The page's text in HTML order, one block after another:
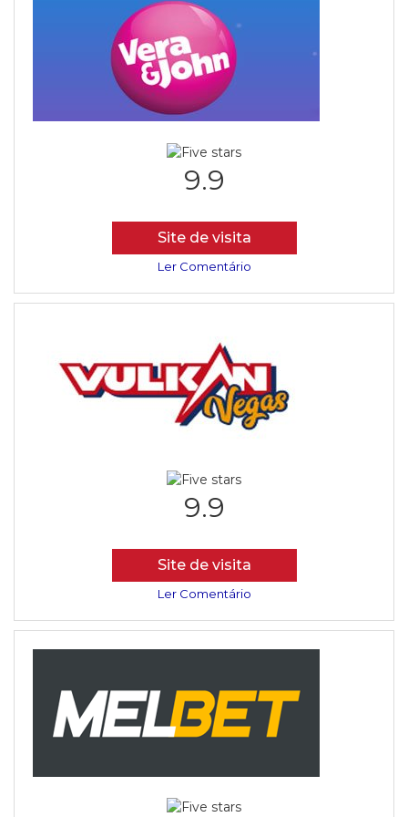
9.9
Site de visita
Ler Comentário
9.9
Site de visita
Ler Comentário